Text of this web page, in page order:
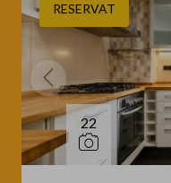
RESERVAT
22